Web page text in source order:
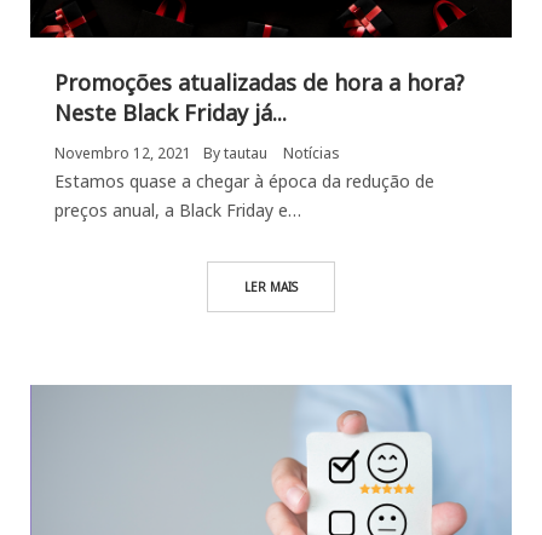
Promoções atualizadas de hora a hora?
Neste Black Friday já...
Novembro 12, 2021 Bytautau Notícias
Estamos quase a chegar à época da redução de
preços anual, a Black Friday e…
LER MAIS